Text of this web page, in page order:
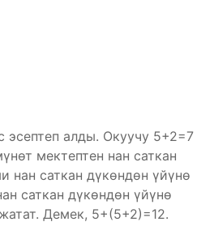
эсептеп алды. Окуучу 5+2=7
мектептен нан саткан
нан саткан дүкөндөн үйүнө
саткан дүкөндөн үйүнө
Демек, 5+(5+2)=12.